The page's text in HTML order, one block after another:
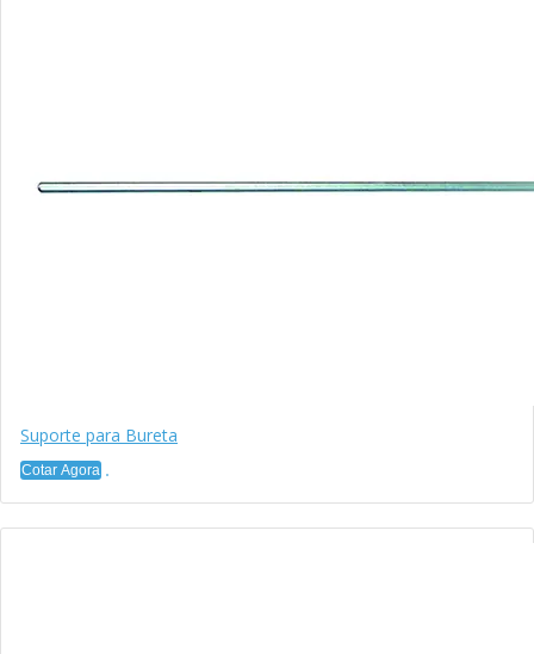
Suporte para Bureta
Cotar Agora